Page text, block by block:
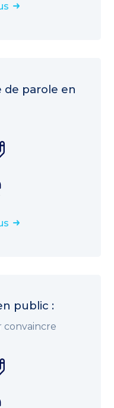
de parole en
public :
convaincre